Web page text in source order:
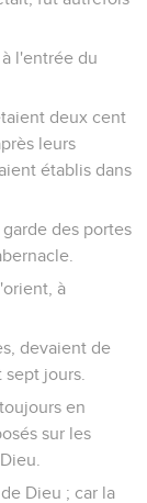
l'entrée du
deux cent
leurs
établis dans
des portes
à
devaient de
jours.
en
sur les
Dieu ; car la